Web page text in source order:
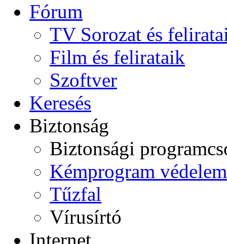
Fórum
TV Sorozat és
Film és felirataik
Szoftver
Keresés
Biztonság
Biztonsági
Kémprogram védelem
Tűzfal
Vírusírtó